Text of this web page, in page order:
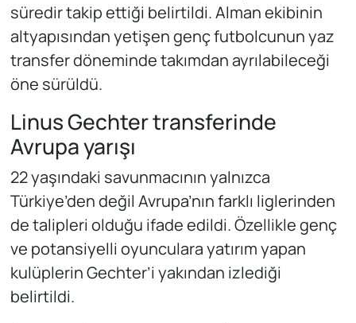
süredir takip ettiği belirtildi. Alman ekibinin
altyapısından yetişen genç futbolcunun yaz
transfer döneminde takımdan ayrılabileceği
öne sürüldü.
Linus Gechter transferinde
Avrupa yarışı
22 yaşındaki savunmacının yalnızca
Türkiye’den değil Avrupa’nın farklı liglerinden
de talipleri olduğu ifade edildi. Özellikle genç
ve potansiyelli oyunculara yatırım yapan
kulüplerin Gechter’i yakından izlediği
belirtildi.